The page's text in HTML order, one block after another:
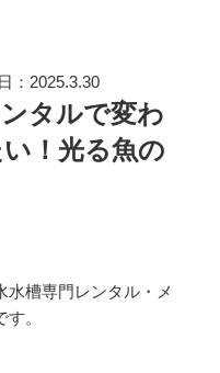
：2025.3.30
ンタルで変わ
！光る魚の
水槽専門レンタル・メ
す。